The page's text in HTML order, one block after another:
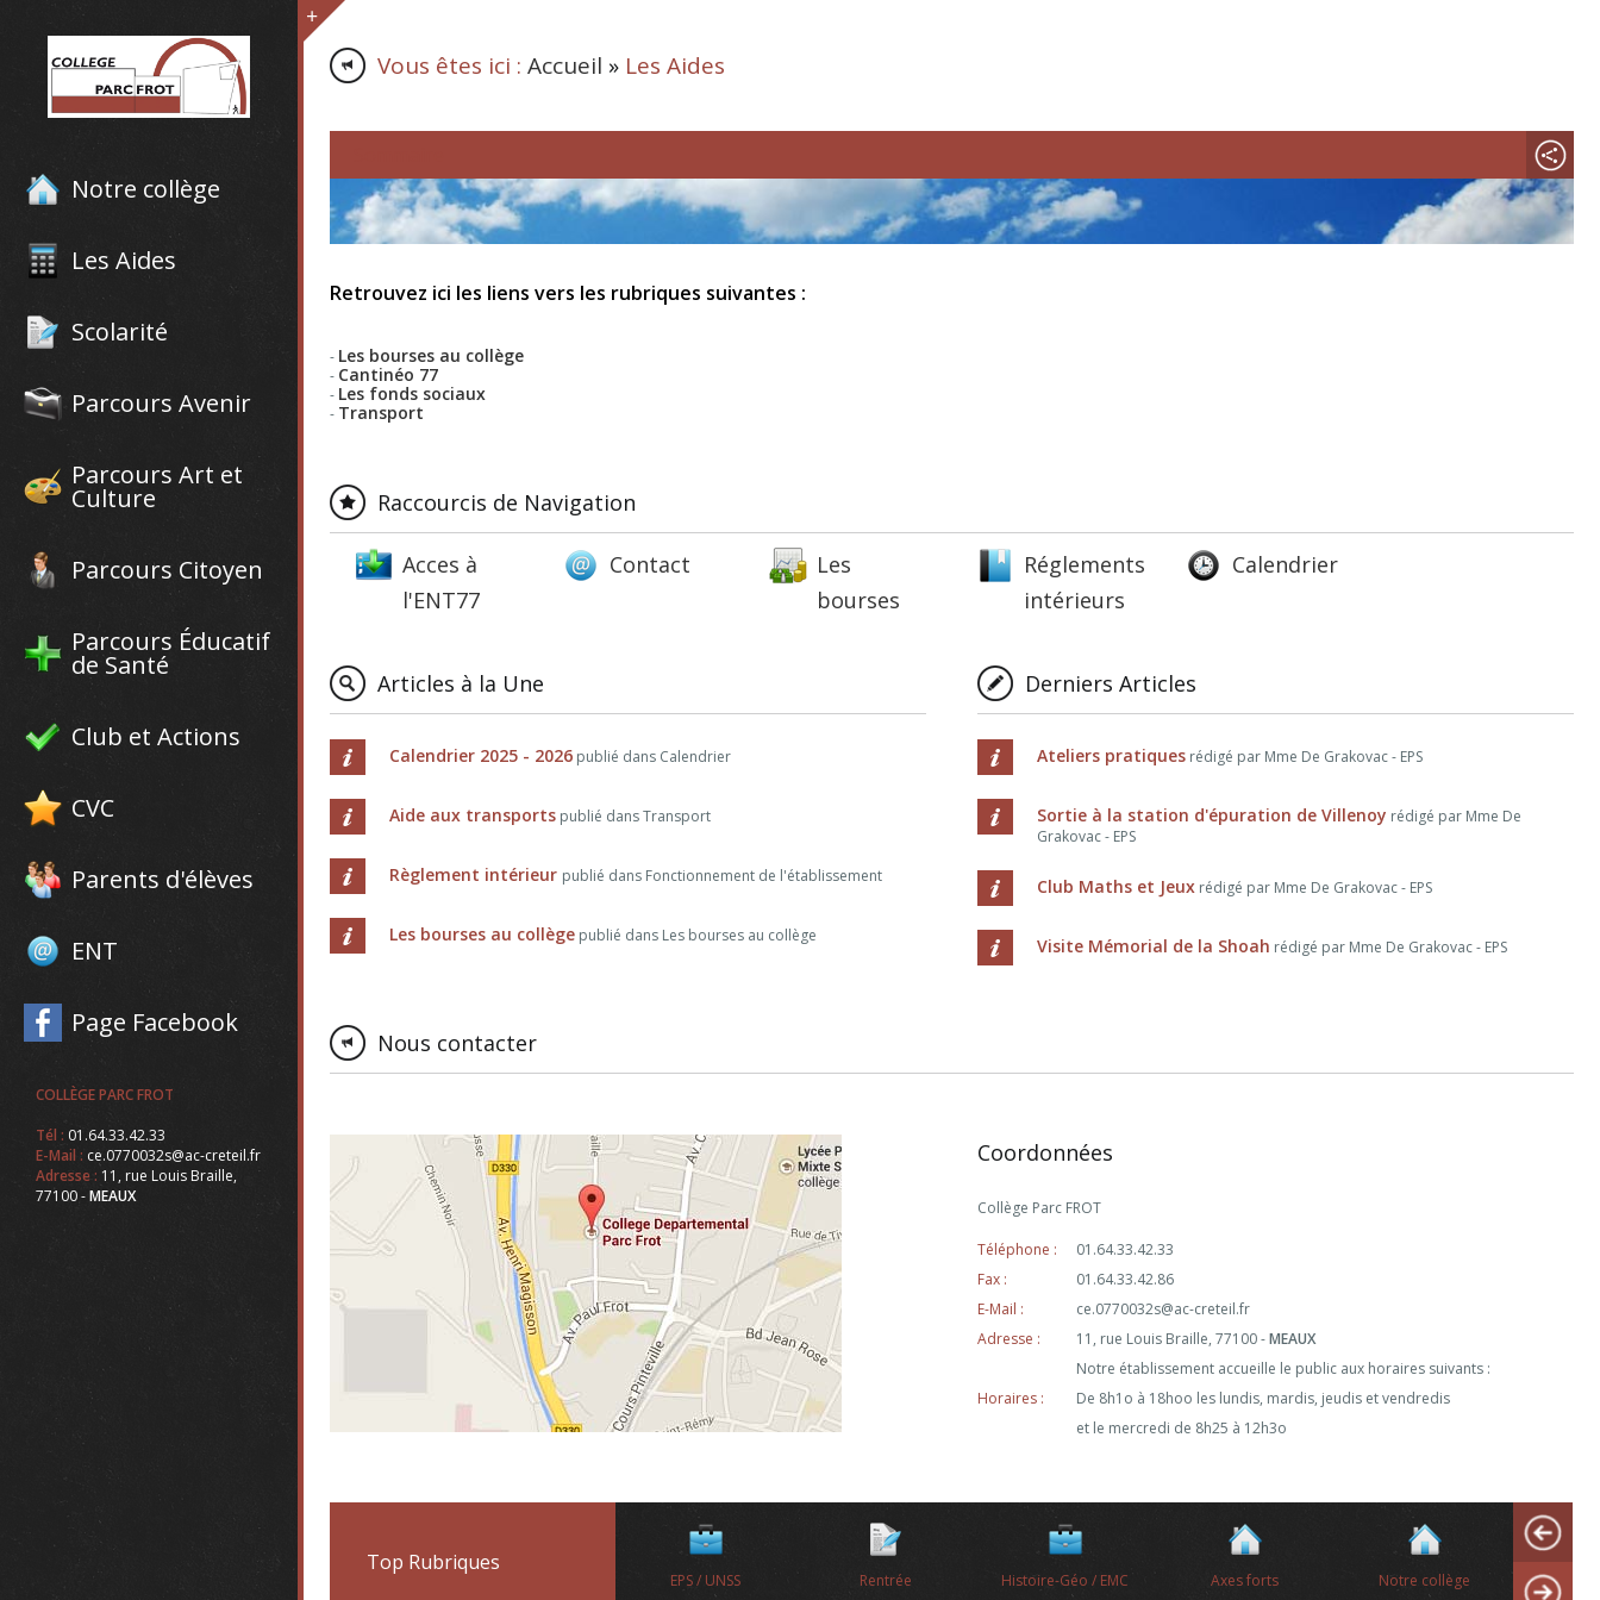
Notre collège
Les Aides
Scolarité
Parcours Avenir
Parcours Art et
Culture
Parcours Citoyen
Parcours Éducatif
de Santé
Club et Actions
CVC
Parents d'élèves
ENT
Page Facebook
COLLÈGE PARC FROT
Tél : 01.64.33.42.33
E-Mail : ce.0770032s@ac-creteil.fr
Adresse : 11, rue Louis Braille,
77100 -MEAUX
Vous êtes ici : Accueil » Les Aides
Retrouvez ici les liens vers les rubriques suivantes :
- Les bourses au collège
- Cantinéo 77
- Les fonds sociaux
- Transport
Raccourcis de Navigation
Acces à
l'ENT77
Contact
Les
bourses
Réglements
intérieurs
Calendrier
Articles à la Une
Calendrier 2025 - 2026publié dans Calendrier
Aide aux transportspublié dans Transport
Règlement intérieur publié dans Fonctionnement de l'établissement
Les bourses au collègepublié dans Les bourses au collège
Derniers Articles
Ateliers pratiques rédigé par Mme De Grakovac - EPS
Sortie à la station d'épuration de Villenoy rédigé par Mme De
Grakovac - EPS
Club Maths et Jeux rédigé par Mme De Grakovac - EPS
Visite Mémorial de la Shoah rédigé par Mme De Grakovac - EPS
Nous contacter
Coordonnées
Collège Parc FROT
Téléphone :
01.64.33.42.33
Fax :
01.64.33.42.86
E-Mail :
ce.0770032s@ac-creteil.fr
Adresse :
11, rue Louis Braille, 77100 -MEAUX
Notre établissement accueille le public aux horaires suivants :
Horaires :
De 8h1o à 18hoo les lundis, mardis, jeudis et vendredis
et le mercredi de 8h25 à 12h3o
Top Rubriques
EPS / UNSS Rentrée Histoire-Géo / EMC Axes forts Notre collège